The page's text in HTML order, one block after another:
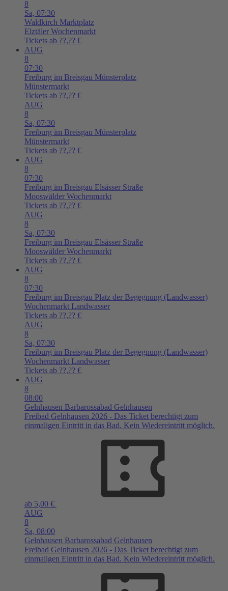
8
Sa, 07:30
Waldkirch Marktplatz
Elztäler Wochenmarkt
Tickets ab ??,?? €
AUG
8
07:30
Freiburg im Breisgau Münsterplatz
Münstermarkt
Tickets ab ??,?? €
AUG
8
Sa, 07:30
Freiburg im Breisgau Münsterplatz
Münstermarkt
Tickets ab ??,?? €
AUG
8
07:30
Freiburg im Breisgau Elsässer Straße
Mooswälder Wochenmarkt
Tickets ab ??,?? €
AUG
8
Sa, 07:30
Freiburg im Breisgau Elsässer Straße
Mooswälder Wochenmarkt
Tickets ab ??,?? €
AUG
8
07:30
Freiburg im Breisgau Platz der Begegnung (Landwasser)
Wochenmarkt Landwasser
Tickets ab ??,?? €
AUG
8
Sa, 07:30
Freiburg im Breisgau Platz der Begegnung (Landwasser)
Wochenmarkt Landwasser
Tickets ab ??,?? €
AUG
8
08:00
Gelnhausen Barbarossabad Gelnhausen
Freibad Gelnhausen 2026 - Das Ticket berechtigt zum
einmaligen Eintritt in das Bad. Kein Wiedereintritt möglich.
ab 5,00 €
AUG
8
Sa, 08:00
Gelnhausen Barbarossabad Gelnhausen
Freibad Gelnhausen 2026 - Das Ticket berechtigt zum
einmaligen Eintritt in das Bad. Kein Wiedereintritt möglich.